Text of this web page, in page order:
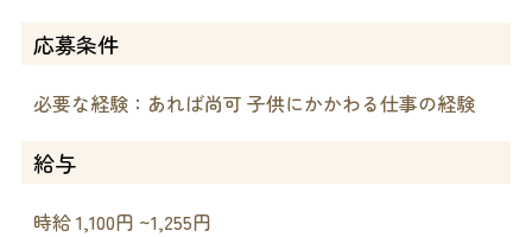
応募条件
必要な経験：あれば尚可 子供にかかわる仕事の経験
給与
時給 1,100円 ~1,255円